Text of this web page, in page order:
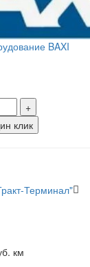
BAXI
+
клик
Терминал"
км